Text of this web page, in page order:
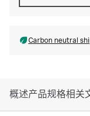
Carbon neutral
概述产品规格相关